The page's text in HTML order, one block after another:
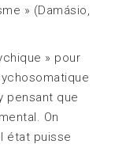
» (Damásio,
» pour
pensant que
On
état puisse